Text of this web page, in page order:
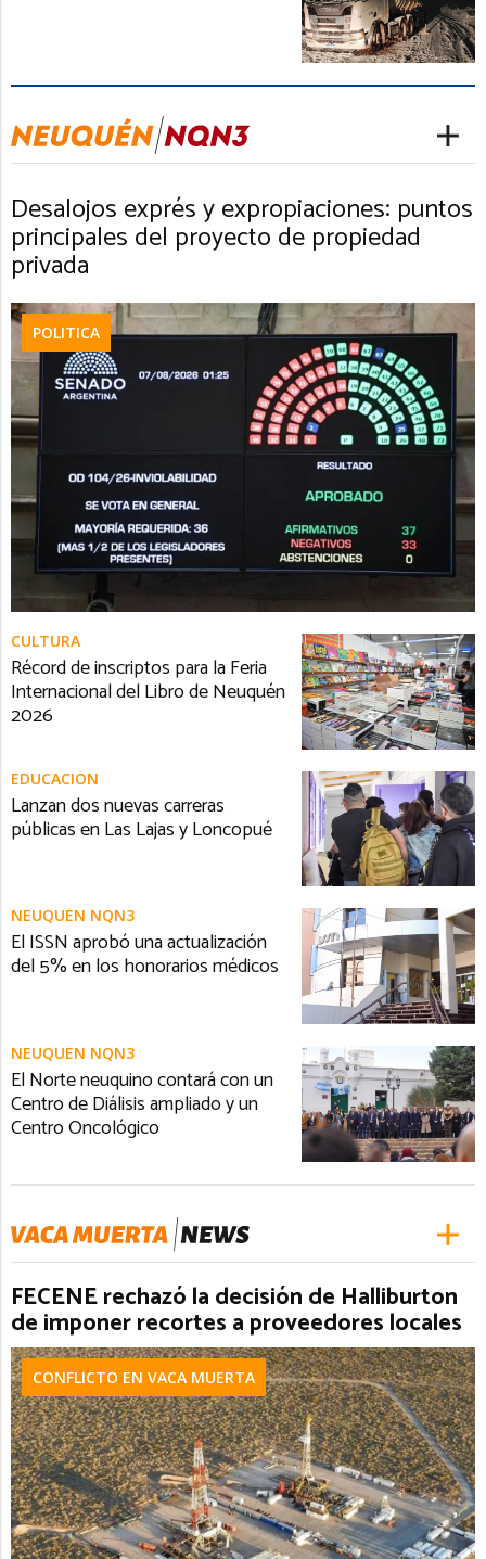
Desalojos exprés y expropiaciones: puntos
principales del proyecto de propiedad
privada
POLITICA
CULTURA
Récord de inscriptos para la Feria
Internacional del Libro de Neuquén
2026
EDUCACIÓN
Lanzan dos nuevas carreras
públicas en Las Lajas y Loncopué
NEUQUÉN NQN3
El ISSN aprobó una actualización
del 5% en los honorarios médicos
NEUQUÉN NQN3
El Norte neuquino contará con un
Centro de Diálisis ampliado y un
Centro Oncológico
FECENE rechazó la decisión de Halliburton
de imponer recortes a proveedores locales
CONFLICTO EN VACA MUERTA